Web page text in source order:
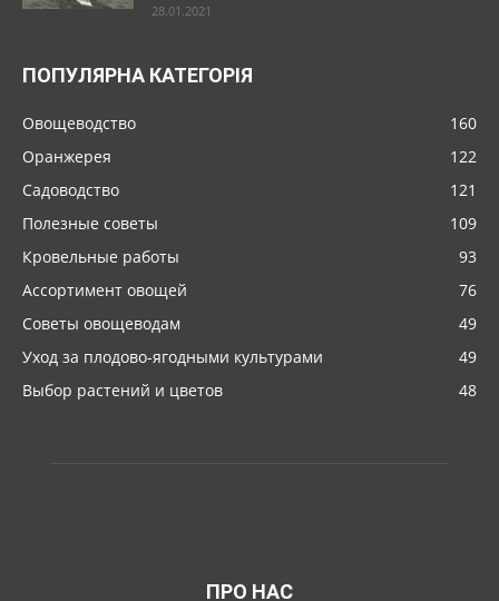
28.01.2021
ПОПУЛЯРНА КАТЕГОРІЯ
Овощеводство
160
Оранжерея
122
Садоводство
121
Полезные советы
109
Кровельные работы
93
Ассортимент овощей
76
Советы овощеводам
49
Уход за плодово-ягодными культурами
49
Выбор растений и цветов
48
ПРО НАС